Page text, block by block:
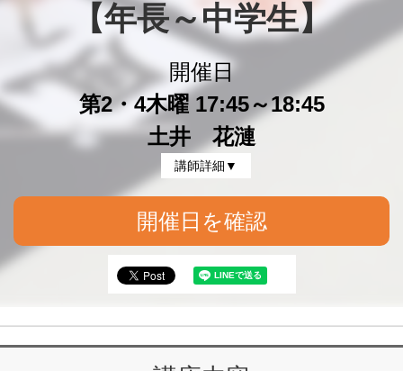
【年長～中学生】
開催日
第2・4木曜 17:45～18:45
土井 花漣
講師詳細▼
開催日を確認